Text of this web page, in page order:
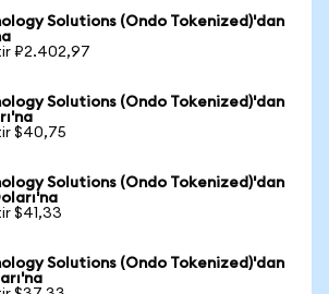
Solutions (Ondo Tokenized)'dan
₽2.402,97
Solutions (Ondo Tokenized)'dan
$40,75
Solutions (Ondo Tokenized)'dan
$41,33
Solutions (Ondo Tokenized)'dan